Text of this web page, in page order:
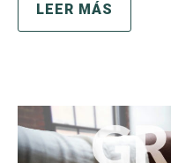
LEER MÁS